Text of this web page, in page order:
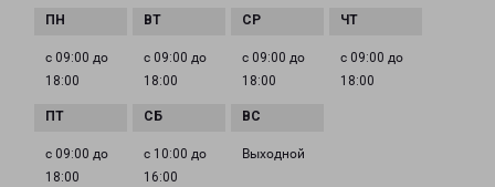
с 09:00 до
18:00
с 09:00 до
18:00
с 09:00 до
18:00
с 09:00 до
18:00
с 09:00 до
18:00
с 10:00 до
16:00
Выходной